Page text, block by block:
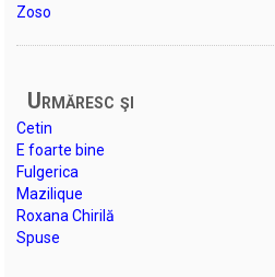
Zoso
Urmăresc şi
Cetin
E foarte bine
Fulgerica
Mazilique
Roxana Chirilă
Spuse